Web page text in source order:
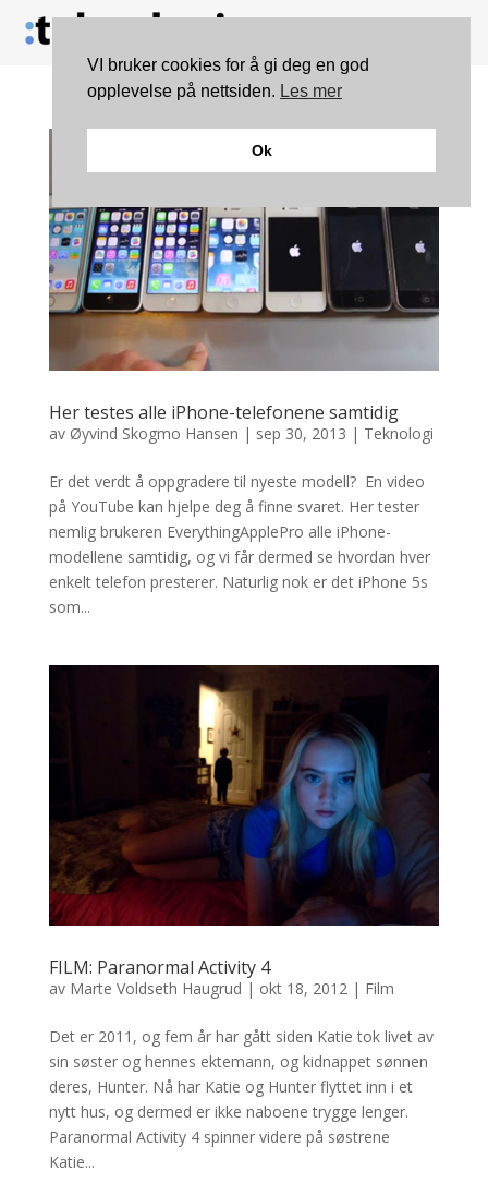
Her testes alle iPhone-telefonene samtidig
av Øyvind Skogmo Hansen | sep 30, 2013 | Teknologi
Er det verdt å oppgradere til nyeste modell? En video
på YouTube kan hjelpe deg å finne svaret. Her tester
nemlig brukeren EverythingApplePro alle iPhone-
modellene samtidig, og vi får dermed se hvordan hver
enkelt telefon presterer. Naturlig nok er det iPhone 5s
som...
FILM: Paranormal Activity 4
av Marte Voldseth Haugrud | okt 18, 2012| Film
Det er 2011, og fem år har gått siden Katie tok livet av
sin søster og hennes ektemann, og kidnappet sønnen
deres, Hunter. Nå har Katie og Hunter flyttet inn i et
nytt hus, og dermed er ikke naboene trygge lenger.
Paranormal Activity 4 spinner videre på søstrene
Katie...
VI bruker cookies for å gi deg en god
opplevelse på nettsiden. Les mer
Ok